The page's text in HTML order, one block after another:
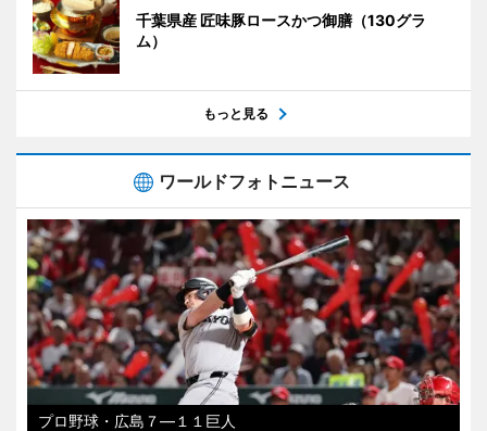
千葉県産 匠味豚ロースかつ御膳（130グラ
ム）
もっと見る
ワールドフォトニュース
プロ野球・広島７―１１巨人